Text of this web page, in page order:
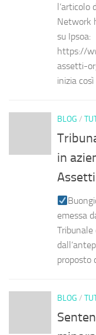
l’articolo
Network
su Ipsoa:
https://
assetti-
inizia
BLOG /
in
Assetti
emessa
Tribunale
proposto
BLOG /